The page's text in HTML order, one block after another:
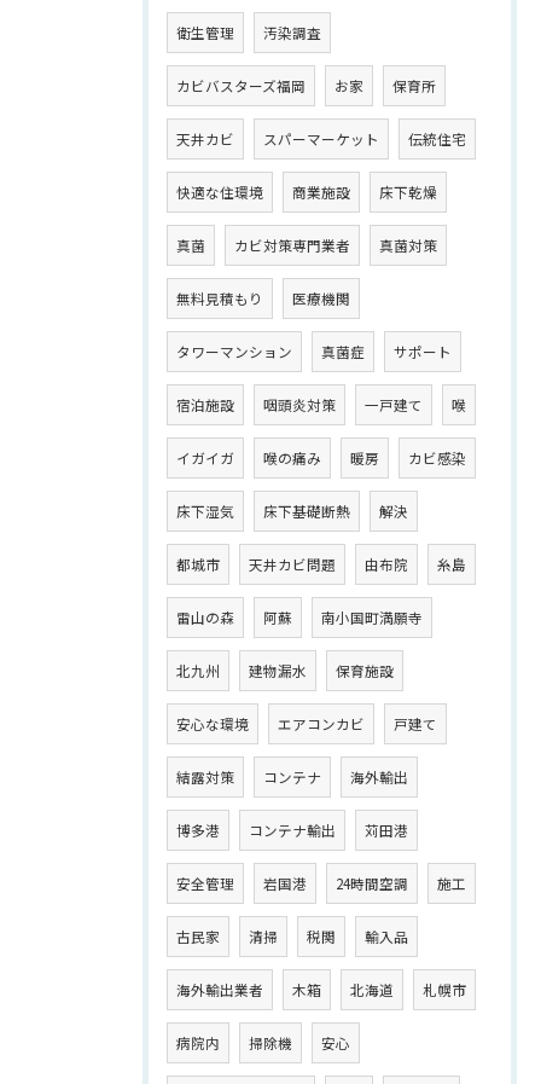
衛生管理 汚染調査
カビバスターズ福岡 お家 保育所
天井カビ スパーマーケット 伝統住宅
快適な住環境 商業施設 床下乾燥
真菌 カビ対策専門業者 真菌対策
無料見積もり 医療機関
タワーマンション 真菌症 サポート
宿泊施設 咽頭炎対策 一戸建て 喉
イガイガ 喉の痛み 暖房 カビ感染
床下湿気 床下基礎断熱 解決
都城市 天井カビ問題 由布院 糸島
雷山の森 阿蘇 南小国町満願寺
北九州 建物漏水 保育施設
安心な環境 エアコンカビ 戸建て
結露対策 コンテナ 海外輸出
博多港 コンテナ輸出 苅田港
安全管理 岩国港 24時間空調 施工
古民家 清掃 税関 輸入品
海外輸出業者 木箱 北海道 札幌市
病院内 掃除機 安心